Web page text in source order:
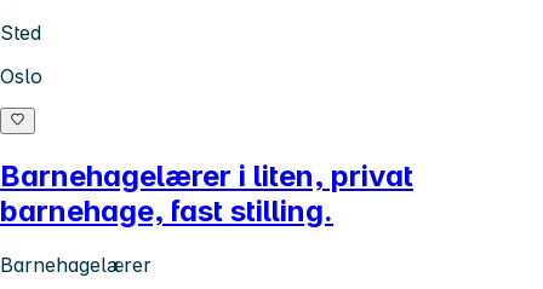
Sted
Oslo
Barnehagelærer i liten, privat
barnehage, fast stilling.
Barnehagelærer